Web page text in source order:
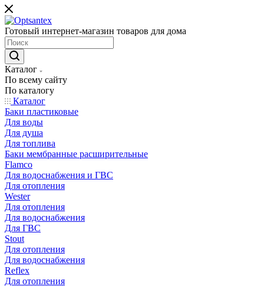
Готовый интернет-магазин товаров для дома
Каталог
По всему сайту
По каталогу
Каталог
Баки пластиковые
Для воды
Для душа
Для топлива
Баки мембранные расширительные
Flamco
Для водоснабжения и ГВС
Для отопления
Wester
Для отопления
Для водоснабжения
Для ГВС
Stout
Для отопления
Для водоснабжения
Reflex
Для отопления